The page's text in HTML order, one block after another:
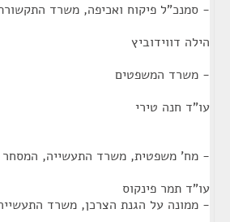
- סמנכ"ל פיקוח ואכיפה, משרד
הילה דווידוביץ
- משרד המשפטים
עו"ד חנה טירי
- מח' משפטית, משרד התעשייה, המסחר
עו"ד תמר פינקוס
- ממונה על הגנת הצרכן, משרד